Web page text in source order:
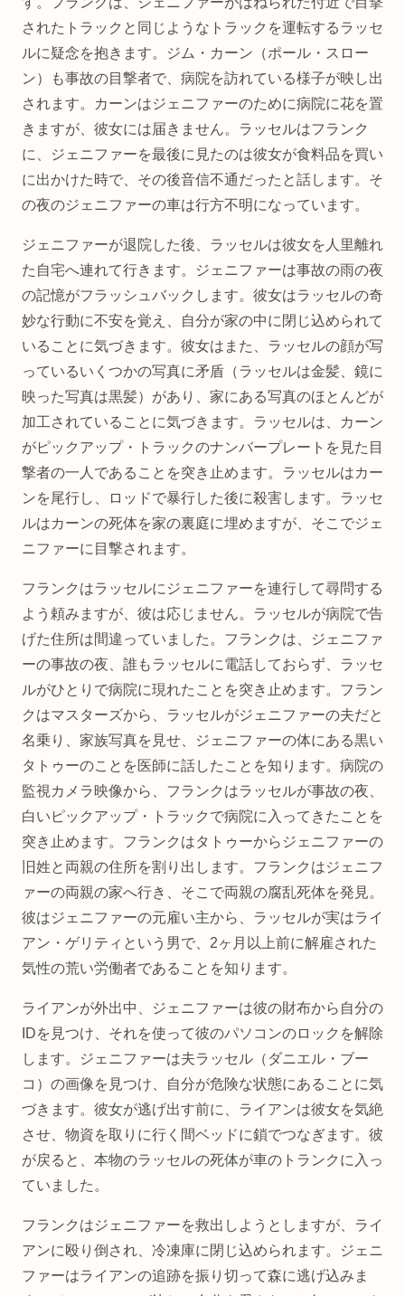
されたトラックと同じようなトラックを運転するラッセ
ルに疑念を抱きます。ジム・カーン（ポール・スロー
ン）も事故の目撃者で、病院を訪れている様子が映し出
されます。カーンはジェニファーのために病院に花を置
きますが、彼女には届きません。ラッセルはフランク
に、ジェニファーを最後に見たのは彼女が食料品を買い
に出かけた時で、その後音信不通だったと話します。そ
の夜のジェニファーの車は行方不明になっています。
ジェニファーが退院した後、ラッセルは彼女を人里離れ
た自宅へ連れて行きます。ジェニファーは事故の雨の夜
の記憶がフラッシュバックします。彼女はラッセルの奇
妙な行動に不安を覚え、自分が家の中に閉じ込められて
いることに気づきます。彼女はまた、ラッセルの顔が写
っているいくつかの写真に矛盾（ラッセルは金髪、鏡に
映った写真は黒髪）があり、家にある写真のほとんどが
加工されていることに気づきます。ラッセルは、カーン
がピックアップ・トラックのナンバープレートを見た目
撃者の一人であることを突き止めます。ラッセルはカー
ンを尾行し、ロッドで暴行した後に殺害します。ラッセ
ルはカーンの死体を家の裏庭に埋めますが、そこでジェ
ニファーに目撃されます。
フランクはラッセルにジェニファーを連行して尋問する
よう頼みますが、彼は応じません。ラッセルが病院で告
げた住所は間違っていました。フランクは、ジェニファ
ーの事故の夜、誰もラッセルに電話しておらず、ラッセ
ルがひとりで病院に現れたことを突き止めます。フラン
クはマスターズから、ラッセルがジェニファーの夫だと
名乗り、家族写真を見せ、ジェニファーの体にある黒い
タトゥーのことを医師に話したことを知ります。病院の
監視カメラ映像から、フランクはラッセルが事故の夜、
白いピックアップ・トラックで病院に入ってきたことを
突き止めます。フランクはタトゥーからジェニファーの
旧姓と両親の住所を割り出します。フランクはジェニフ
ァーの両親の家へ行き、そこで両親の腐乱死体を発見。
彼はジェニファーの元雇い主から、ラッセルが実はライ
アン・ゲリティという男で、2ヶ月以上前に解雇された
気性の荒い労働者であることを知ります。
ライアンが外出中、ジェニファーは彼の財布から自分の
IDを見つけ、それを使って彼のパソコンのロックを解除
します。ジェニファーは夫ラッセル（ダニエル・ブー
コ）の画像を見つけ、自分が危険な状態にあることに気
づきます。彼女が逃げ出す前に、ライアンは彼女を気絶
させ、物資を取りに行く間ベッドに鎖でつなぎます。彼
が戻ると、本物のラッセルの死体が車のトランクに入っ
ていました。
フランクはジェニファーを救出しようとしますが、ライ
アンに殴り倒され、冷凍庫に閉じ込められます。ジェニ
ファーはライアンの追跡を振り切って森に逃げ込みま